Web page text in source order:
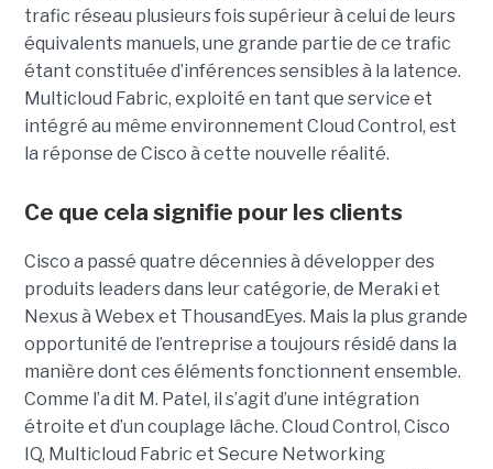
trafic réseau plusieurs fois supérieur à celui de leurs
équivalents manuels, une grande partie de ce trafic
étant constituée d’inférences sensibles à la latence.
Multicloud Fabric, exploité en tant que service et
intégré au même environnement Cloud Control, est
la réponse de Cisco à cette nouvelle réalité.
Ce que cela signifie pour les clients
Cisco a passé quatre décennies à développer des
produits leaders dans leur catégorie, de Meraki et
Nexus à Webex et ThousandEyes. Mais la plus grande
opportunité de l’entreprise a toujours résidé dans la
manière dont ces éléments fonctionnent ensemble.
Comme l’a dit M. Patel, il s’agit d’une intégration
étroite et d’un couplage lâche. Cloud Control, Cisco
IQ, Multicloud Fabric et Secure Networking